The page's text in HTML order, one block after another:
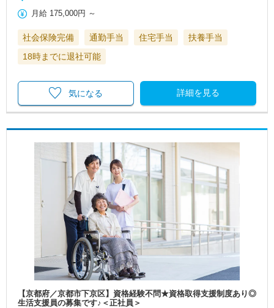
月給 175,000円 ～
社会保険完備 通勤手当 住宅手当
扶養手当
18時までに退社可能
詳細を見る
気になる
【京都府／京都市下京区】資格経験不問★資格取得支援制度あり◎
生活支援員の募集です♪＜正社員＞